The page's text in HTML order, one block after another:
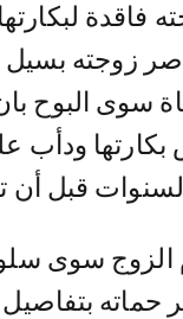
فاقدة
زوجته بسيل
سوى البوح
بکارتها ودأب
قبل أن
الزوج سوى
حماته